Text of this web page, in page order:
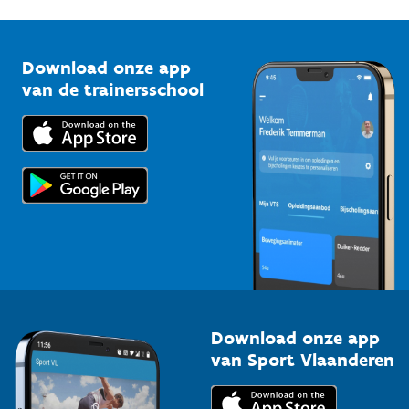
Bedrijven
Trainers en begeleiders
Topsporters
Vlaamse Trainersschool
Kennisplatform
Downloads
Voor de pers
Download onze app
van de trainersschool
Download onze app
van Sport Vlaanderen